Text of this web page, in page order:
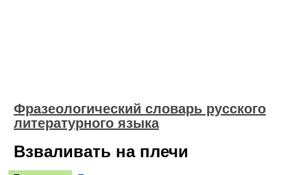
Фразеологический словарь русского
литературного языка
Взваливать на плечи